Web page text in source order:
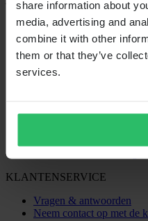
share information about
media, advertising and
combine it with other
them or that they’ve
services.
SHOPPEN
Algemene Voorwaarden
Privacybeleid
Verzending & levering
Betaling
Informatie over recycling
KLANTENSERVICE
Vragen & antwoorden
Neem contact op met de